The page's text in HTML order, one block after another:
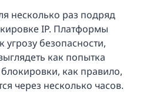
несколько раз подряд
IP. Платформы
угрозу безопасности,
как попытка
как правило,
через несколько часов.